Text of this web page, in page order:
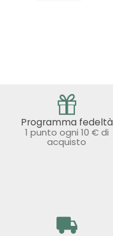
Programma fedeltà
1 punto ogni 10 € di
acquisto